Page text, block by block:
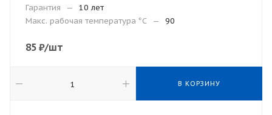
Гарантия
—
10 лет
Макc. рабочая температура °С
— 90
85 ₽/шт
В КОРЗИНУ